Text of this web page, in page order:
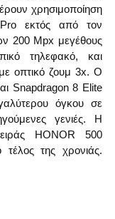
χρησιμοποίηση
εκτός από τον
200 Mpx μεγέθους
τηλεφακό, και
οπτικό ζουμ 3x. Ο
Snapdragon 8 Elite
όγκου σε
γενιές. Η
HONOR 500
της χρονιάς.